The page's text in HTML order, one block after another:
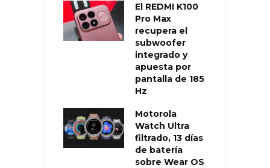
El REDMI K100
Pro Max
recupera el
subwoofer
integrado y
apuesta por
pantalla de 185
Hz
Motorola
Watch Ultra
filtrado, 13 días
de batería
sobre Wear OS